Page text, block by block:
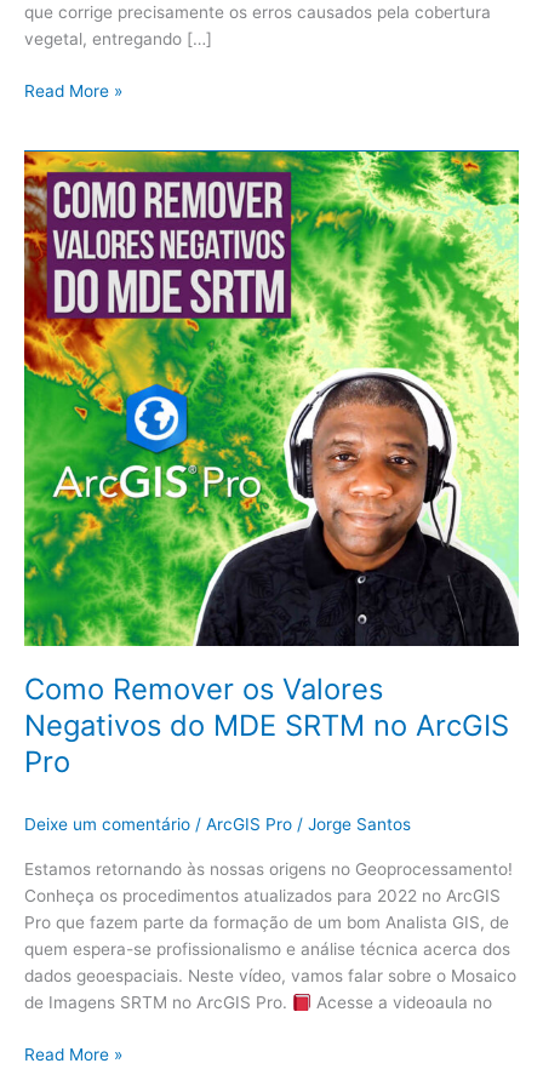
que corrige precisamente os erros causados pela cobertura
vegetal, entregando […]
Read More »
Como Remover os Valores
Negativos do MDE SRTM no ArcGIS
Pro
Deixe um comentário / ArcGIS Pro / Jorge Santos
Estamos retornando às nossas origens no Geoprocessamento!
Conheça os procedimentos atualizados para 2022 no ArcGIS
Pro que fazem parte da formação de um bom Analista GIS, de
quem espera-se profissionalismo e análise técnica acerca dos
dados geoespaciais. Neste vídeo, vamos falar sobre o Mosaico
de Imagens SRTM no ArcGIS Pro.
Acesse a videoaula no
Como
Remover
os
Valores
Negativos
do
MDE
SRTM
no
ArcGIS
Pro
Read More »